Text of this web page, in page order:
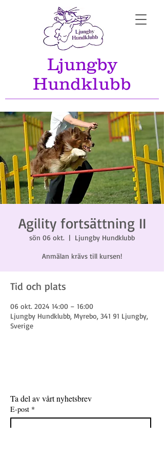
Ljungby
Hundklubb
Agility fortsättning II
sön 06 okt.
  |
Ljungby Hundklubb
Anmälan krävs till kursen!
Tid och plats
06 okt. 2024 14:00 – 16:00
Ljungby Hundklubb, Myrebo, 341 91 Ljungby,
Sverige
Ta del av vårt nyhetsbrev
E-post *